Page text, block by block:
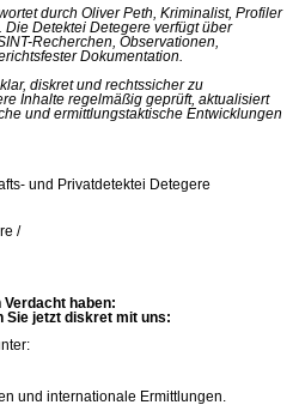
durch Oliver Peth, Kriminalist, Profiler
Detektei Detegere verfügt über
Recherchen, Observationen,
Dokumentation.
diskret und rechtssicher zu
Inhalte regelmäßig geprüft, aktualisiert
und ermittlungstaktische Entwicklungen
/
haben:
Sie jetzt diskret mit uns:
und internationale Ermittlungen.